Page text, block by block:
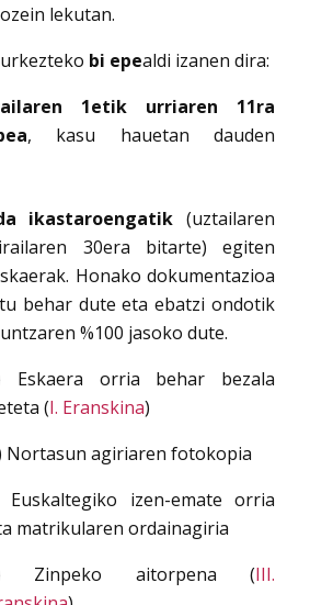
lekutan.
bi epealdi izanen dira:
1etik urriaren 11ra
, kasu hauetan dauden
ikastaroengatik (uztailaren
30era bitarte) egiten
Honako dokumentazioa
behar dute eta ebatzi ondotik
%100 jasoko dute.
Eskaera orria behar bezala
(I. Eranskina)
Nortasun agiriaren fotokopia
Euskaltegiko izen-emate orria
matrikularen ordainagiria
Zinpeko aitorpena (III.